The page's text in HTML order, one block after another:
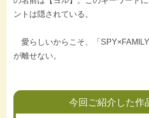
ントは隠されている。
愛らしいからこそ、「
が離せない。
今回ご紹介した作